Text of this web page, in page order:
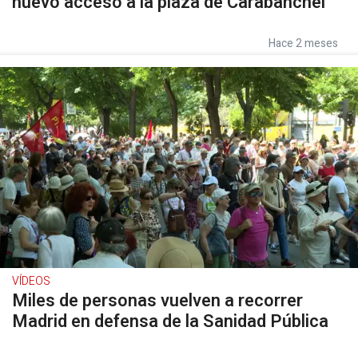
Hace 2 meses
VÍDEOS
Miles de personas vuelven a recorrer
Madrid en defensa de la Sanidad Pública